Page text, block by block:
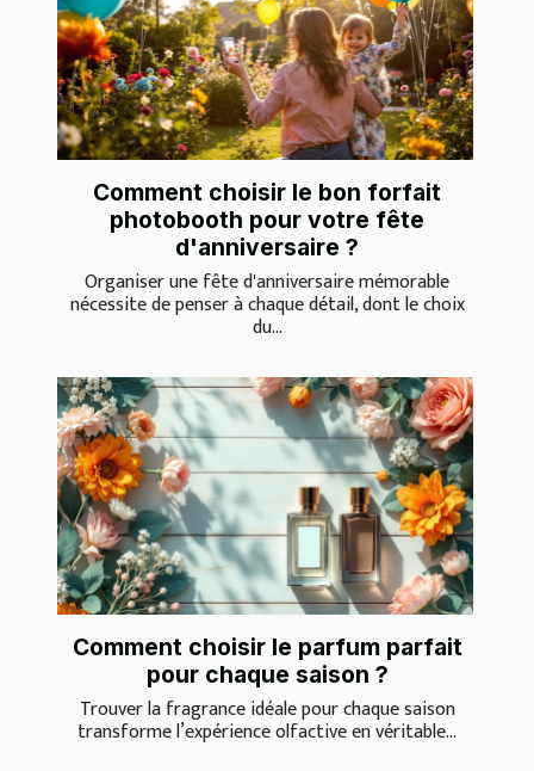
Comment choisir le bon forfait
photobooth pour votre fête
d'anniversaire ?
Organiser une fête d'anniversaire mémorable
nécessite de penser à chaque détail, dont le choix
du...
Comment choisir le parfum parfait
pour chaque saison ?
Trouver la fragrance idéale pour chaque saison
transforme l’expérience olfactive en véritable...